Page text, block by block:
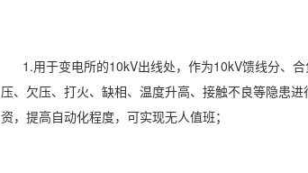
1.用于变电所的10kV出线处，作为10kV馈线分、合
压、欠压、打火、缺相、温度升高、接触不良等隐患
资，提高自动化程度，可实现无人值班；